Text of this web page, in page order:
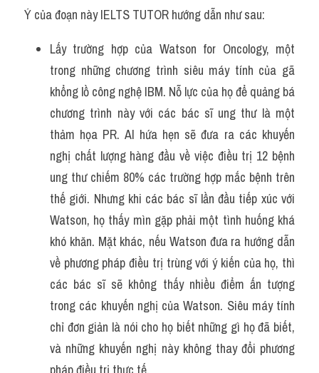
Ý của đoạn này IELTS TUTOR hướng dẫn như sau:
Lấy trường hợp của Watson for Oncology, một
trong những chương trình siêu máy tính của gã
khổng lồ công nghệ IBM. Nỗ lực của họ để quảng bá
chương trình này với các bác sĩ ung thư là một
thảm họa PR. AI hứa hẹn sẽ đưa ra các khuyến
nghị chất lượng hàng đầu về việc điều trị 12 bệnh
ung thư chiếm 80% các trường hợp mắc bệnh trên
thế giới. Nhưng khi các bác sĩ lần đầu tiếp xúc với
Watson, họ thấy mìn gặp phải một tình huống khá
khó khăn. Mặt khác, nếu Watson đưa ra hướng dẫn
về phương pháp điều trị trùng với ý kiến ​​của họ, thì
các bác sĩ sẽ không thấy nhiều điểm ấn tượng
trong các khuyến nghị của Watson. Siêu máy tính
chỉ đơn giản là nói cho họ biết những gì họ đã biết,
và những khuyến nghị này không thay đổi phương